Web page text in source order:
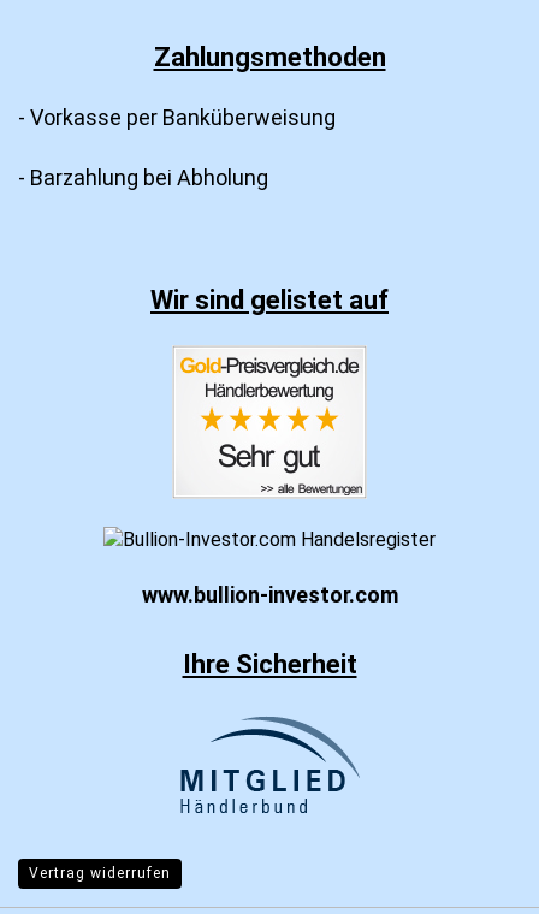
Zahlungsmethoden
- Vorkasse per Banküberweisung
- Barzahlung bei Abholung
Wir sind gelistet auf
www.bullion-investor.com
Ihre Sicherheit
Vertrag widerrufen